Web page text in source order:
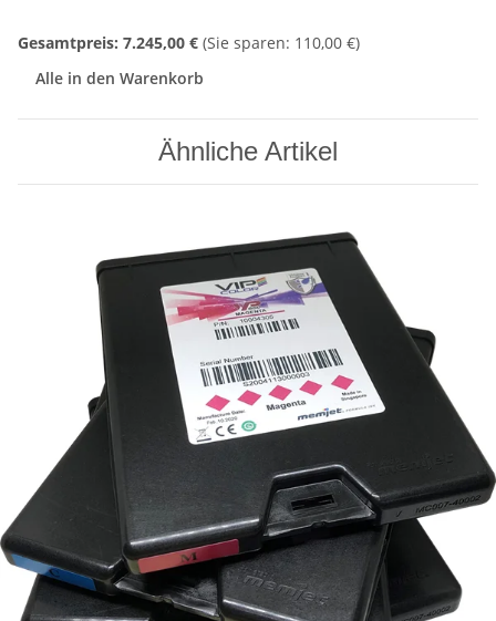
Gesamtpreis: 7.245,00 € (Sie sparen: 110,00 €)
Alle in den Warenkorb
Ähnliche Artikel